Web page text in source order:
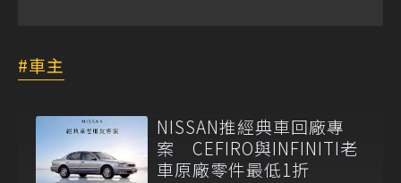
車主
NISSAN推經典車回廠專
案 CEFIRO與INFINITI老
車原廠零件最低1折